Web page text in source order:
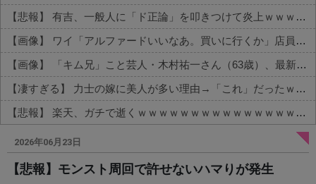
【悲報】 有吉、一般人に「ド正論」を叩きつけて炎上ｗｗｗｗｗｗｗｗ
【画像】 ワイ「アルファードいいなあ。買いに行くか」店員「ほいっ見積もりな！」ワイ「金額おかしくね？」←お前らもそう思うよな？？？？？
【画像】 「キム兄」こと芸人・木村祐一さん（63歳）、最新の松本人志さんとのツーショットが完全に別人だとネット騒然！ 「マジで誰かわからん」...
【凄すぎる】 力士の嫁に美人が多い理由→「これ」だったｗｗｗｗｗｗｗ
【悲報】 楽天、ガチで逝くｗｗｗｗｗｗｗｗｗｗｗｗｗｗｗｗｗｗｗｗ
Powered by livedoor 相互RSS
2026年06月23日
【悲報】モンスト周回で許せないハマりが発生